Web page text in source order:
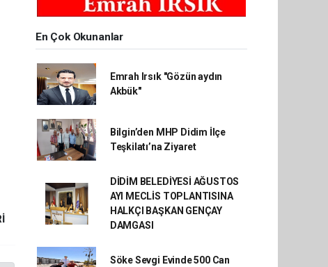
En Çok Okunanlar
Emrah Irsık "Gözün aydın
Akbük"
Bilgin’den MHP Didim İlçe
Teşkilatı’na Ziyaret
DİDİM BELEDİYESİ AĞUSTOS
AYI MECLİS TOPLANTISINA
HALKÇI BAŞKAN GENÇAY
DAMGASI
Söke Sevgi Evinde 500 Can